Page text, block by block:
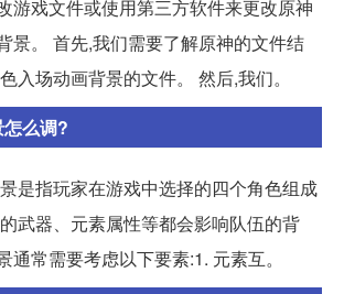
游戏文件或使用第三方软件来更改原神
景。 首先,我们需要了解原神的文件结
入场动画背景的文件。 然后,我们。
么调?
是指玩家在游戏中选择的四个角色组成
武器、元素属性等都会影响队伍的背
通常需要考虑以下要素:1. 元素互。